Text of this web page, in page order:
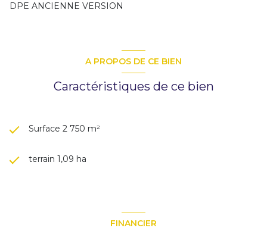
DPE ANCIENNE VERSION
A PROPOS DE CE BIEN
Caractéristiques de ce bien
Surface 2 750 m²
terrain 1,09 ha
FINANCIER